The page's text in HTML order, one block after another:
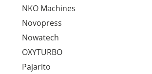
NKO Machines
Novopress
Nowatech
OXYTURBO
Pajarito